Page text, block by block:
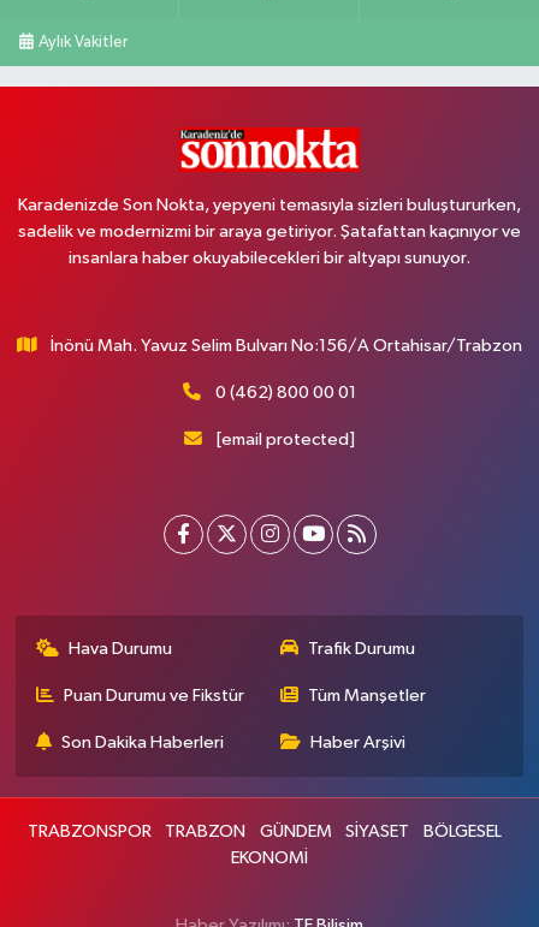
Aylık Vakitler
Karadenizde Son Nokta, yepyeni temasıyla sizleri buluştururken,
sadelik ve modernizmi bir araya getiriyor. Şatafattan kaçınıyor ve
insanlara haber okuyabilecekleri bir altyapı sunuyor.
İnönü Mah. Yavuz Selim Bulvarı No:156/A Ortahisar/Trabzon
0 (462) 800 00 01
[email protected]
Hava Durumu Trafik Durumu
Puan Durumu ve Fikstür Tüm Manşetler
Son Dakika Haberleri Haber Arşivi
TRABZONSPOR TRABZON GÜNDEM SİYASET
BÖLGESEL
EKONOMİ